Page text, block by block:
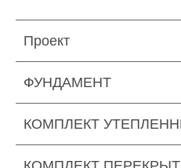
Проект
ФУНДАМЕНТ
КОМПЛЕКТ